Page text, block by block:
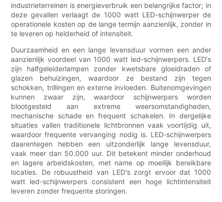
industrieterreinen is energieverbruik een belangrijke factor; in
deze gevallen verlaagt de 1000 watt LED-schijnwerper de
operationele kosten op de lange termijn aanzienlijk, zonder in
te leveren op helderheid of intensiteit.
Duurzaamheid en een lange levensduur vormen een ander
aanzienlijk voordeel van 1000 watt led-schijnwerpers. LED's
zijn halfgeleiderlampen zonder kwetsbare gloeidraden of
glazen behuizingen, waardoor ze bestand zijn tegen
schokken, trillingen en externe invloeden. Buitenomgevingen
kunnen zwaar zijn, waardoor schijnwerpers worden
blootgesteld aan extreme weersomstandigheden,
mechanische schade en frequent schakelen. In dergelijke
situaties vallen traditionele lichtbronnen vaak voortijdig uit,
waardoor frequente vervanging nodig is. LED-schijnwerpers
daarentegen hebben een uitzonderlijk lange levensduur,
vaak meer dan 50.000 uur. Dit betekent minder onderhoud
en lagere arbeidskosten, met name op moeilijk bereikbare
locaties. De robuustheid van LED's zorgt ervoor dat 1000
watt led-schijnwerpers consistent een hoge lichtintensiteit
leveren zonder frequente storingen.